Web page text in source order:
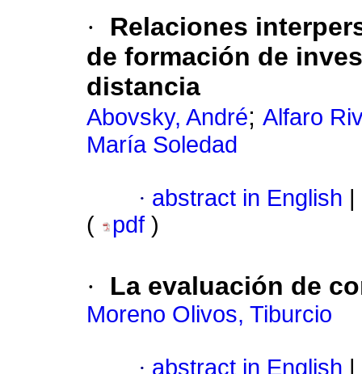
·
Relaciones
de formación de
distancia
Abovsky, André; Alfaro
María Soledad
· abstract in English
(
pdf )
· La evaluación de
Moreno Olivos, Tiburcio
· abstract in English